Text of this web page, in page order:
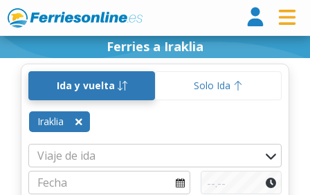
Ferries a Iraklia
Ida y vuelta Solo Ida
Iraklia